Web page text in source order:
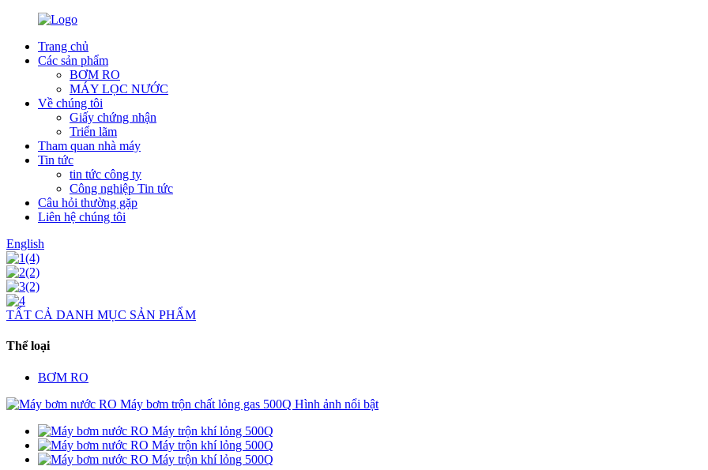
Trang chủ
Các sản phẩm
BƠM RO
MÁY LỌC NƯỚC
Về chúng tôi
Giấy chứng nhận
Triển lãm
Tham quan nhà máy
Tin tức
tin tức công ty
Công nghiệp Tin tức
Câu hỏi thường gặp
Liên hệ chúng tôi
English
TẤT CẢ DANH MỤC SẢN PHẨM
Thể loại
BƠM RO